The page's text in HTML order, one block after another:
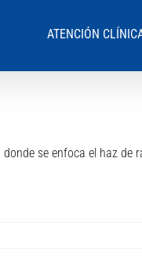
ATENCIÓN
se enfoca el haz de